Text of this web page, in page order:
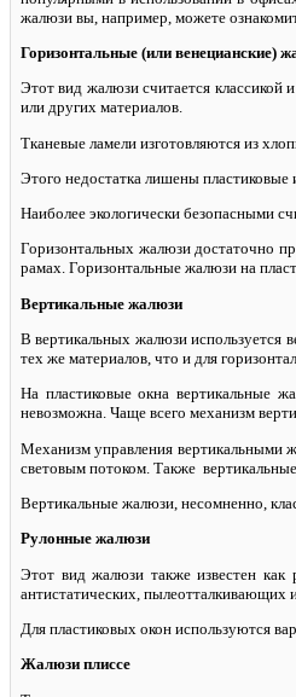
жалюзи вы, например, можете
Горизонтальные (или венецианские)
Этот вид жалюзи считается классикой
или других материалов.
Тканевые ламели изготовляются из
Этого недостатка лишены
Наиболее экологически безопасными
Горизонтальных жалюзи достаточно
рамах. Горизонтальные жалюзи на
Вертикальные жалюзи
В вертикальных жалюзи используется
тех же материалов, что и для
На пластиковые окна вертикальные
невозможна. Чаще всего механизм
Механизм управления вертикальными
световым потоком. Также
Вертикальные жалюзи, несомненно,
Рулонные жалюзи
Этот вид жалюзи также известен
антистатических, пылеотталкивающих
Для пластиковых окон используются
Жалюзи плиссе